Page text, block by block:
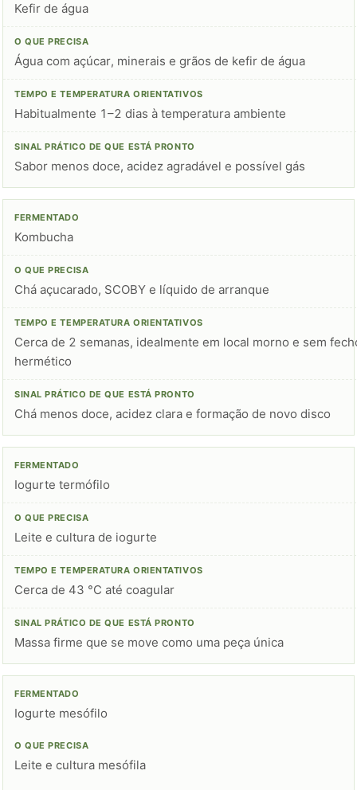
Kefir de água
Água com açúcar, minerais e grãos de kefir de água
Habitualmente 1–2 dias à temperatura ambiente
Sabor menos doce, acidez agradável e possível gás
Kombucha
Chá açucarado, SCOBY e líquido de arranque
Cerca de 2 semanas, idealmente em local morno e sem
hermético
Chá menos doce, acidez clara e formação de novo disco
Iogurte termófilo
Leite e cultura de iogurte
Cerca de 43 °C até coagular
Massa firme que se move como uma peça única
Iogurte mesófilo
Leite e cultura mesófila